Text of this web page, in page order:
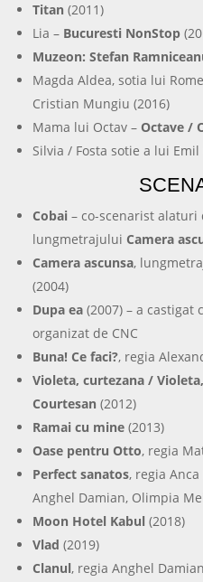
Titan (2011)
Lia – Bucuresti NonStop
Muzeon: Stefan
Magda Aldea, sotia lui
Cristian Mungiu (2016)
Mama lui Octav – Octave /
Silvia / Fosta sotie a lui Emil
Cobai – co-scenarist alaturi
lungmetrajului Camera
Camera ascunsa,
(2004)
Dupa ea (2007) – a castigat
organizat de CNC
Buna! Ce faci?, regia
Violeta, curtezana /
Courtesan (2012)
Ramai cu mine (2013)
Oase pentru Otto, regia
Perfect sanatos, regia
Anghel Damian, Olimpia
Moon Hotel Kabul (2018)
Vlad (2019)
Clanul, regia Anghel